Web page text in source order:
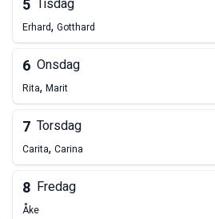
5 Tisdag
Erhard, Gotthard
6 Onsdag
Rita, Marit
7 Torsdag
Carita, Carina
8 Fredag
Åke